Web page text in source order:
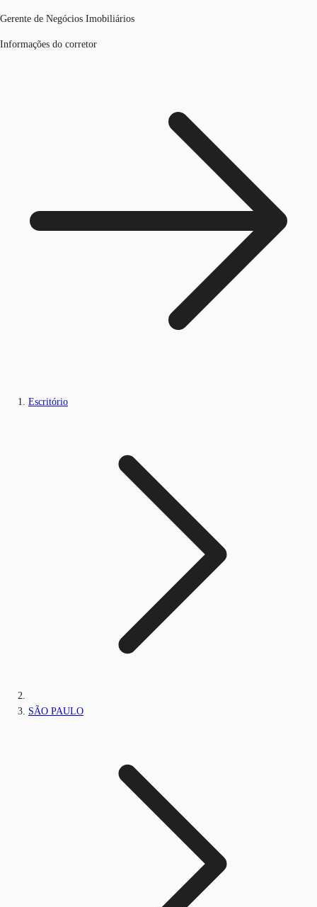
Gerente de Negócios Imobiliários
Informações do corretor
Escritório
SÃO PAULO